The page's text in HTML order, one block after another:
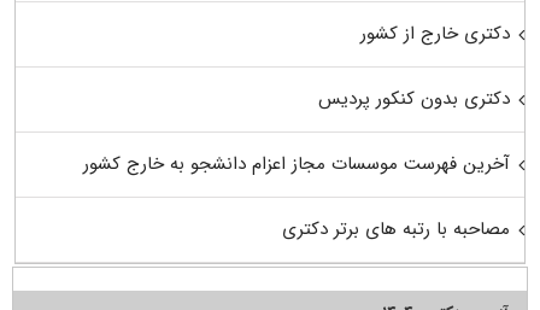
دکتری خارج از کشور
دکتری بدون کنکور پردیس
آخرین فهرست موسسات مجاز اعزام دانشجو به خارج کشور
مصاحبه با رتبه های برتر دکتری